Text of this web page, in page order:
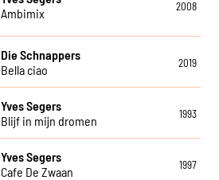
Ambimix
2008
Die Schnappers
Bella ciao
2019
Yves Segers
Blijf in mijn dromen
1993
Yves Segers
Cafe De Zwaan
1997